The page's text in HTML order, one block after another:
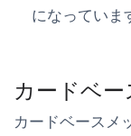
になっていま
カードベ
カードベースメ